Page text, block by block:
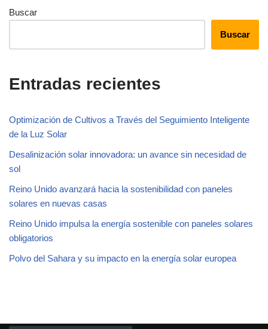
Buscar
Buscar
Entradas recientes
Optimización de Cultivos a Través del Seguimiento Inteligente
de la Luz Solar
Desalinización solar innovadora: un avance sin necesidad de
sol
Reino Unido avanzará hacia la sostenibilidad con paneles
solares en nuevas casas
Reino Unido impulsa la energía sostenible con paneles solares
obligatorios
Polvo del Sahara y su impacto en la energía solar europea